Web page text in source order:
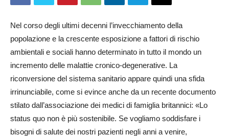
Nel corso degli ultimi decenni l’invecchiamento della
popolazione e la crescente esposizione a fattori di rischio
ambientali e sociali hanno determinato in tutto il mondo un
incremento delle malattie cronico-degenerative. La
riconversione del sistema sanitario appare quindi una sfida
irrinunciabile, come si evince anche da un recente documento
stilato dall’associazione dei medici di famiglia britannici: «Lo
status quo non è più sostenibile. Se vogliamo soddisfare i
bisogni di salute dei nostri pazienti negli anni a venire,